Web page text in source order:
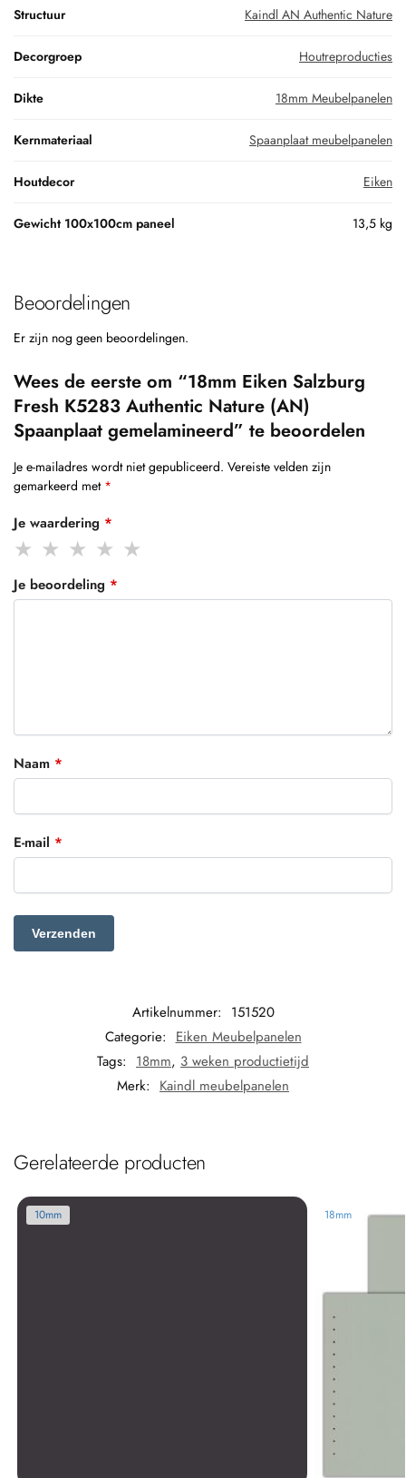
Structuur Kaindl AN Authentic Nature
Decorgroep Houtreproducties
Dikte 18mm Meubelpanelen
Kernmateriaal Spaanplaat meubelpanelen
Houtdecor Eiken
Gewicht 100x100cm paneel 13,5 kg
Beoordelingen
Er zijn nog geen beoordelingen.
Wees de eerste om “18mm Eiken Salzburg
Fresh K5283 Authentic Nature (AN)
Spaanplaat gemelamineerd” te beoordelen
Je e-mailadres wordt niet gepubliceerd. Vereiste velden zijn
gemarkeerd met *
Je waardering *
Je beoordeling *
Naam *
E-mail *
Artikelnummer: 151520
Categorie: Eiken Meubelpanelen
Tags: 18mm, 3 weken productietijd
Merk: Kaindl meubelpanelen
Gerelateerde producten
10mm 18mm